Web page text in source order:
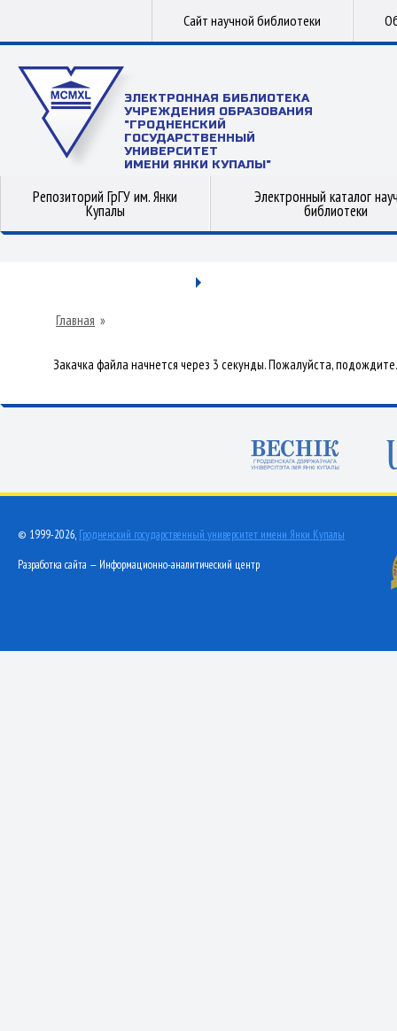
Сайт научной библиотеки
ЭЛЕКТРОННАЯ БИБЛИОТЕКА
УЧРЕЖДЕНИЯ ОБРАЗОВАНИЯ
"ГРОДНЕНСКИЙ
ГОСУДАРСТВЕННЫЙ
УНИВЕРСИТЕТ
ИМЕНИ ЯНКИ КУПАЛЫ"
Репозиторий ГрГУ им. Янки
Купалы
Электронный каталог
библиотеки
Главная »
Закачка файла начнется через 3 секунды. Пожалуйста, подождите.
© 1999-2026, Гродненский государственный университет имени Янки Купалы
Разработка сайта — Информационно-аналитический центр